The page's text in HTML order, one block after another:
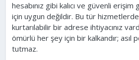
hesabınız gibi kalıcı ve güvenli
için uygun değildir. Bu tür
kurtarılabilir bir adrese ihtiyacınız
ömürlü her şey için bir kalkandır; asıl
tutmaz.